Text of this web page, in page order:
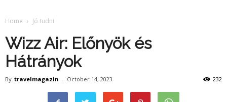
Home Jó tudni
Wizz Air: Előnyök és
Hátrányok
By travelmagazin - October 14, 2023 232